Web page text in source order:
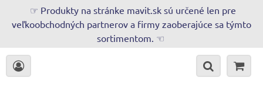
☞ Produkty na stránke mavit.sk sú určené len pre
veľkoobchodných partnerov a firmy zaoberajúce sa týmto
sortimentom. ☜